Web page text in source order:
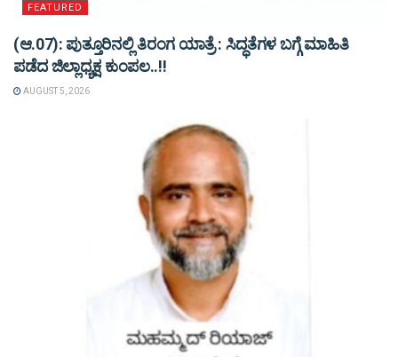
FEATURED
(ಆ.07): ಪುತ್ತೂರಿನಲ್ಲಿ ತಿರಂಗ ಯಾತ್ರೆ : ಸಿದ್ಧತೆಗಳ ಬಗ್ಗೆ ಮಾಹಿತಿ
ಪಡೆದ ಜಿಲ್ಲಾಧ್ಯಕ್ಷ ಕುಂಪಲ..!!
AUGUST 5, 2026